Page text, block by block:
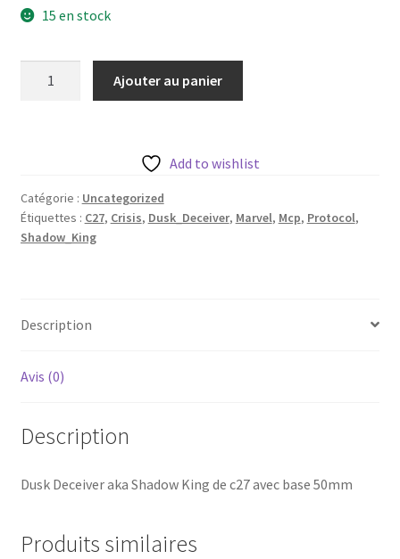
15 en stock
King
de
c27
50mm
Ajouter au panier
Add to wishlist
Catégorie : Uncategorized
Étiquettes : C27, Crisis, Dusk_Deceiver, Marvel, Mcp, Protocol,
Shadow_King
Description
Avis (0)
Description
Dusk Deceiver aka Shadow King de c27 avec base 50mm
Produits similaires